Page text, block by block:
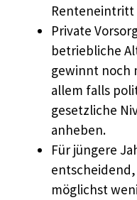
Renteneintritt
Private
betriebliche
gewinnt noch
allem falls
gesetzliche
anheben.
Für jüngere
möglichst